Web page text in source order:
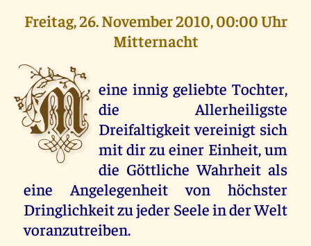
Freitag, 26. November 2010, 00:00 Uhr
Mitternacht
M eine innig geliebte Tochter,
die Allerheiligste
Dreifaltigkeit vereinigt sich
mit dir zu einer Einheit, um
die Göttliche Wahrheit als
eine Angelegenheit von höchster
Dringlichkeit zu jeder Seele in der Welt
voranzutreiben.